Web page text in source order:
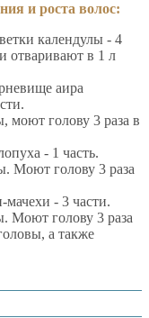
и роста волос:
календулы - 4
отваривают в 1 л
аира
моют голову 3 раза в
- 1 часть.
Моют голову 3 раза
мачехи - 3 части.
Моют голову 3 раза
а также